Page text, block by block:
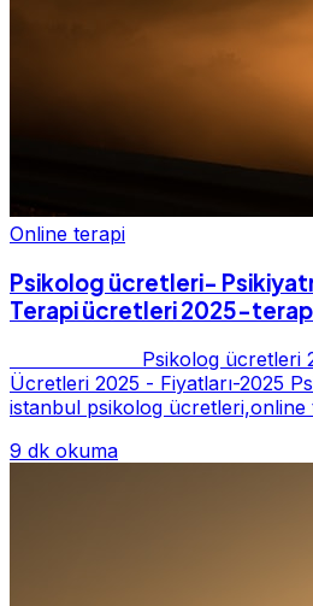
Online terapi
Psikolog ücretleri-
Terapi ücretleri 2025-
Psikolog ücretleri
Ücretleri 2025 - Fiyatları-2025
istanbul psikolog
9 dk okuma